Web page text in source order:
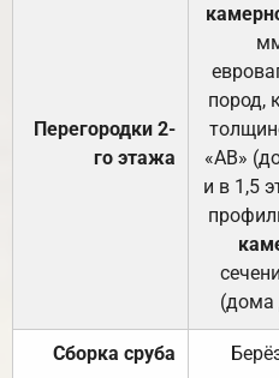
Перегородки 2-
го этажа
пород,
«АВ»
и в 1,5
(дома
Сборка сруба